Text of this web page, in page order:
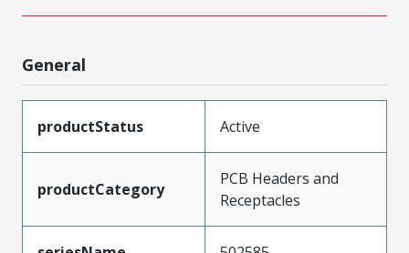
General
productStatus Active
productCategory
PCB Headers and
Receptacles